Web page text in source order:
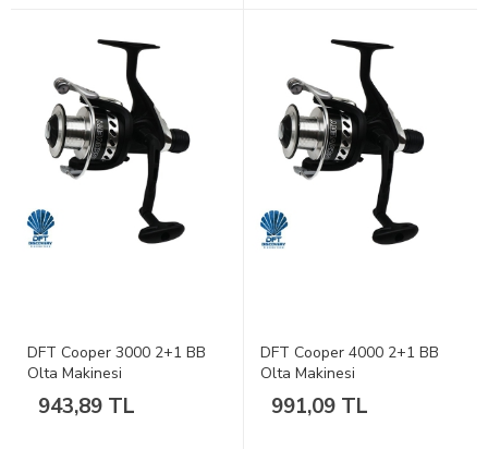
DFT Cooper 3000 2+1 BB
Olta Makinesi
943,89 TL
DFT Cooper 4000 2+1 BB
Olta Makinesi
991,09 TL